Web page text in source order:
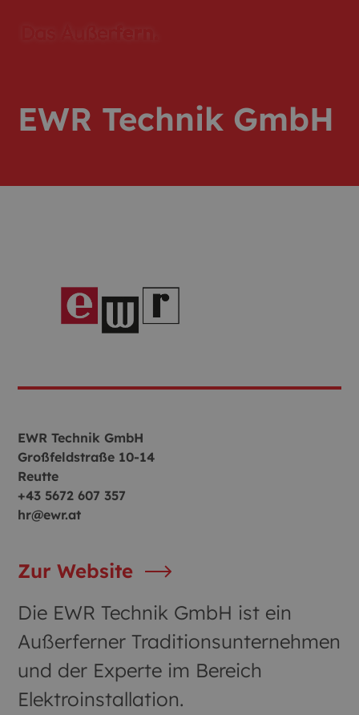
EWR Technik GmbH
EWR Technik GmbH
Großfeldstraße 10-14
Reutte
+43 5672 607 357
hr@ewr.at
Zur Website
Die EWR Technik GmbH ist ein
Außerferner Traditionsunternehmen
und der Experte im Bereich
Elektroinstallation.